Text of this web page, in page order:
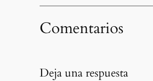
Comentarios
Deja una respuesta